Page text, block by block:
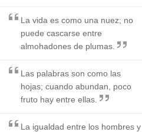
La vida es como una nuez; no
puede cascarse entre
almohadones de plumas.
Las palabras son como las
hojas; cuando abundan, poco
fruto hay entre ellas.
La igualdad entre los hombres y